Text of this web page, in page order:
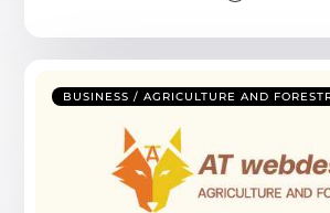
BUSINESS / AGRICULTURE AND